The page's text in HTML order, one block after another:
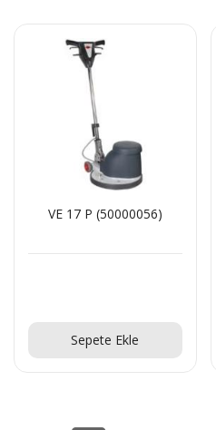
VE 17 P (50000056)
Sepete Ekle